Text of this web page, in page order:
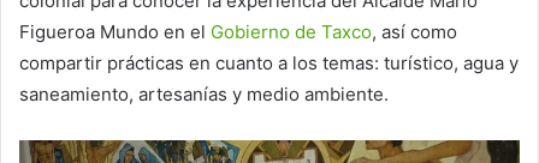
Figueroa Mundo en el Gobierno de Taxco, así como
compartir prácticas en cuanto a los temas: turístico, agua y
saneamiento, artesanías y medio ambiente.